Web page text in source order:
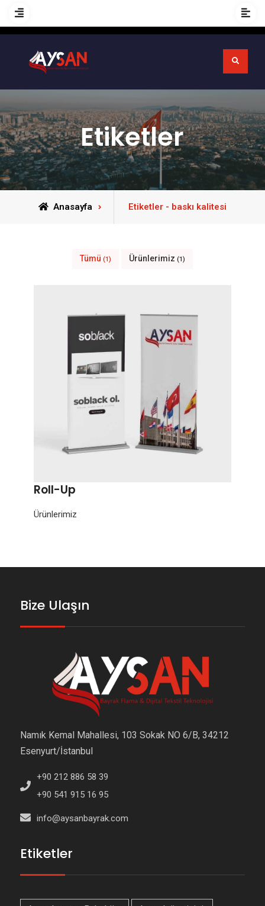
Etiketler
Anasayfa Etiketler - baskı kalitesi
Tümü (1) Ürünlerimiz (1)
Roll-Up
Ürünlerimiz
Bize Ulaşın
Namık Kemal Mahallesi, 103 Sokak NO 6/B, 34212
Esenyurt/İstanbul
+90 212 886 58 39
+90 541 915 16 95
info@aysanbayrak.com
Etiketler